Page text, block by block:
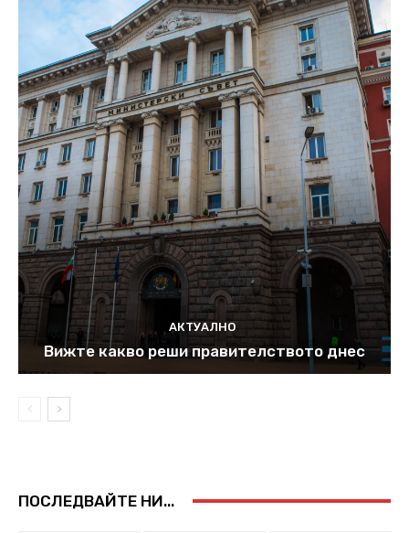
АКТУАЛНО
Вижте какво реши правителството днес
ПОСЛЕДВАЙТЕ НИ...